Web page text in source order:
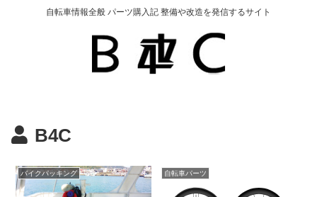
自転車情報全般 パーツ購入記 整備や改造を発信するサイト
B4C
バイクパッキング 自転車パーツ